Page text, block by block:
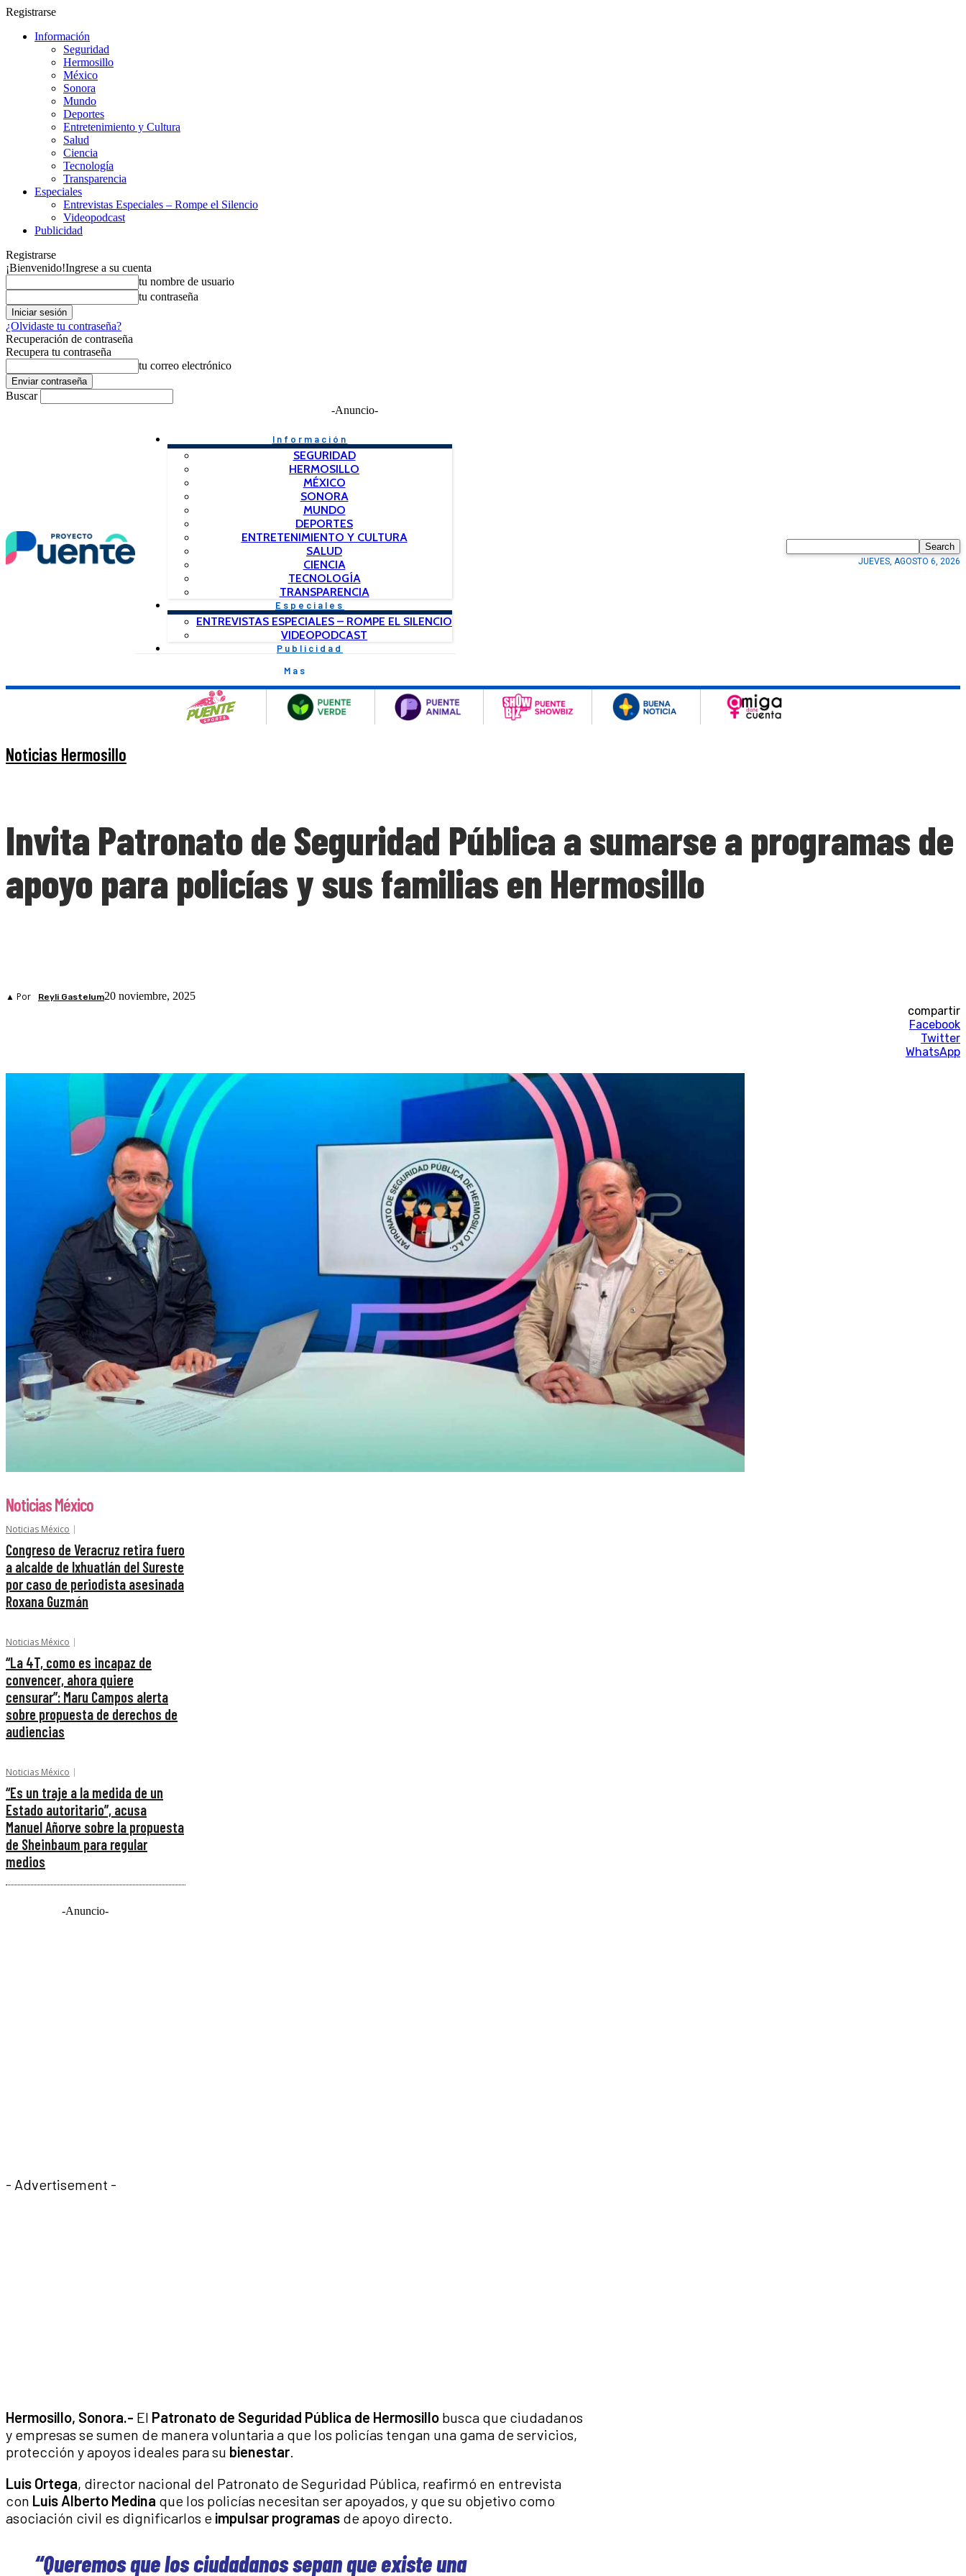
Registrarse
Información
Seguridad
Hermosillo
México
Sonora
Mundo
Deportes
Entretenimiento y Cultura
Salud
Ciencia
Tecnología
Transparencia
Especiales
Entrevistas Especiales – Rompe el Silencio
Videopodcast
Publicidad
Registrarse
¡Bienvenido!Ingrese a su cuenta
tu nombre de usuario
tu contraseña
¿Olvidaste tu contraseña?
Recuperación de contraseña
Recupera tu contraseña
tu correo electrónico
Buscar
-Anuncio-
Información
SEGURIDAD
HERMOSILLO
MÉXICO
SONORA
MUNDO
DEPORTES
ENTRETENIMIENTO Y CULTURA
SALUD
CIENCIA
TECNOLOGÍA
TRANSPARENCIA
Especiales
ENTREVISTAS ESPECIALES – ROMPE EL SILENCIO
VIDEOPODCAST
Publicidad
Mas
Search
JUEVES, AGOSTO 6, 2026
Noticias Hermosillo
Invita Patronato de Seguridad Pública a sumarse a programas de
apoyo para policías y sus familias en Hermosillo
▲ Por Reyli Gastelum20 noviembre, 2025
compartir
Facebook
Twitter
WhatsApp
Noticias México
Noticias México
Congreso de Veracruz retira fuero
a alcalde de Ixhuatlán del Sureste
por caso de periodista asesinada
Roxana Guzmán
Noticias México
“La 4T, como es incapaz de
convencer, ahora quiere
censurar”: Maru Campos alerta
sobre propuesta de derechos de
audiencias
Noticias México
“Es un traje a la medida de un
Estado autoritario”, acusa
Manuel Añorve sobre la propuesta
de Sheinbaum para regular
medios
-Anuncio-
- Advertisement -
Hermosillo, Sonora.- El Patronato de Seguridad Pública de Hermosillo busca que ciudadanos
y empresas se sumen de manera voluntaria a que los policías tengan una gama de servicios,
protección y apoyos ideales para su bienestar.
Luis Ortega, director nacional del Patronato de Seguridad Pública, reafirmó en entrevista
con Luis Alberto Medina que los policías necesitan ser apoyados, y que su objetivo como
asociación civil es dignificarlos e impulsar programas de apoyo directo.
“Queremos que los ciudadanos sepan que existe una